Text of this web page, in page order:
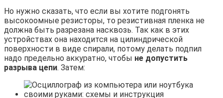
Но нужно сказать, что если вы хотите подгонять
высокоомные резисторы, то резистивная пленка не
должна быть разрезана насквозь. Так как в этих
устройствах она находится на цилиндрической
поверхности в виде спирали, потому делать подпил
надо предельно аккуратно, чтобы не допустить
разрыва цепи. Затем: